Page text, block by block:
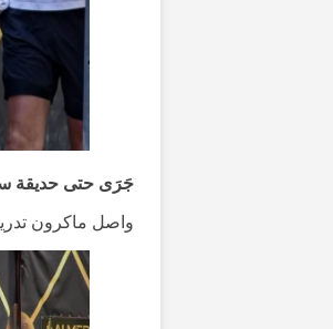
جَرَى حتى حديقة
واصل ماكرون